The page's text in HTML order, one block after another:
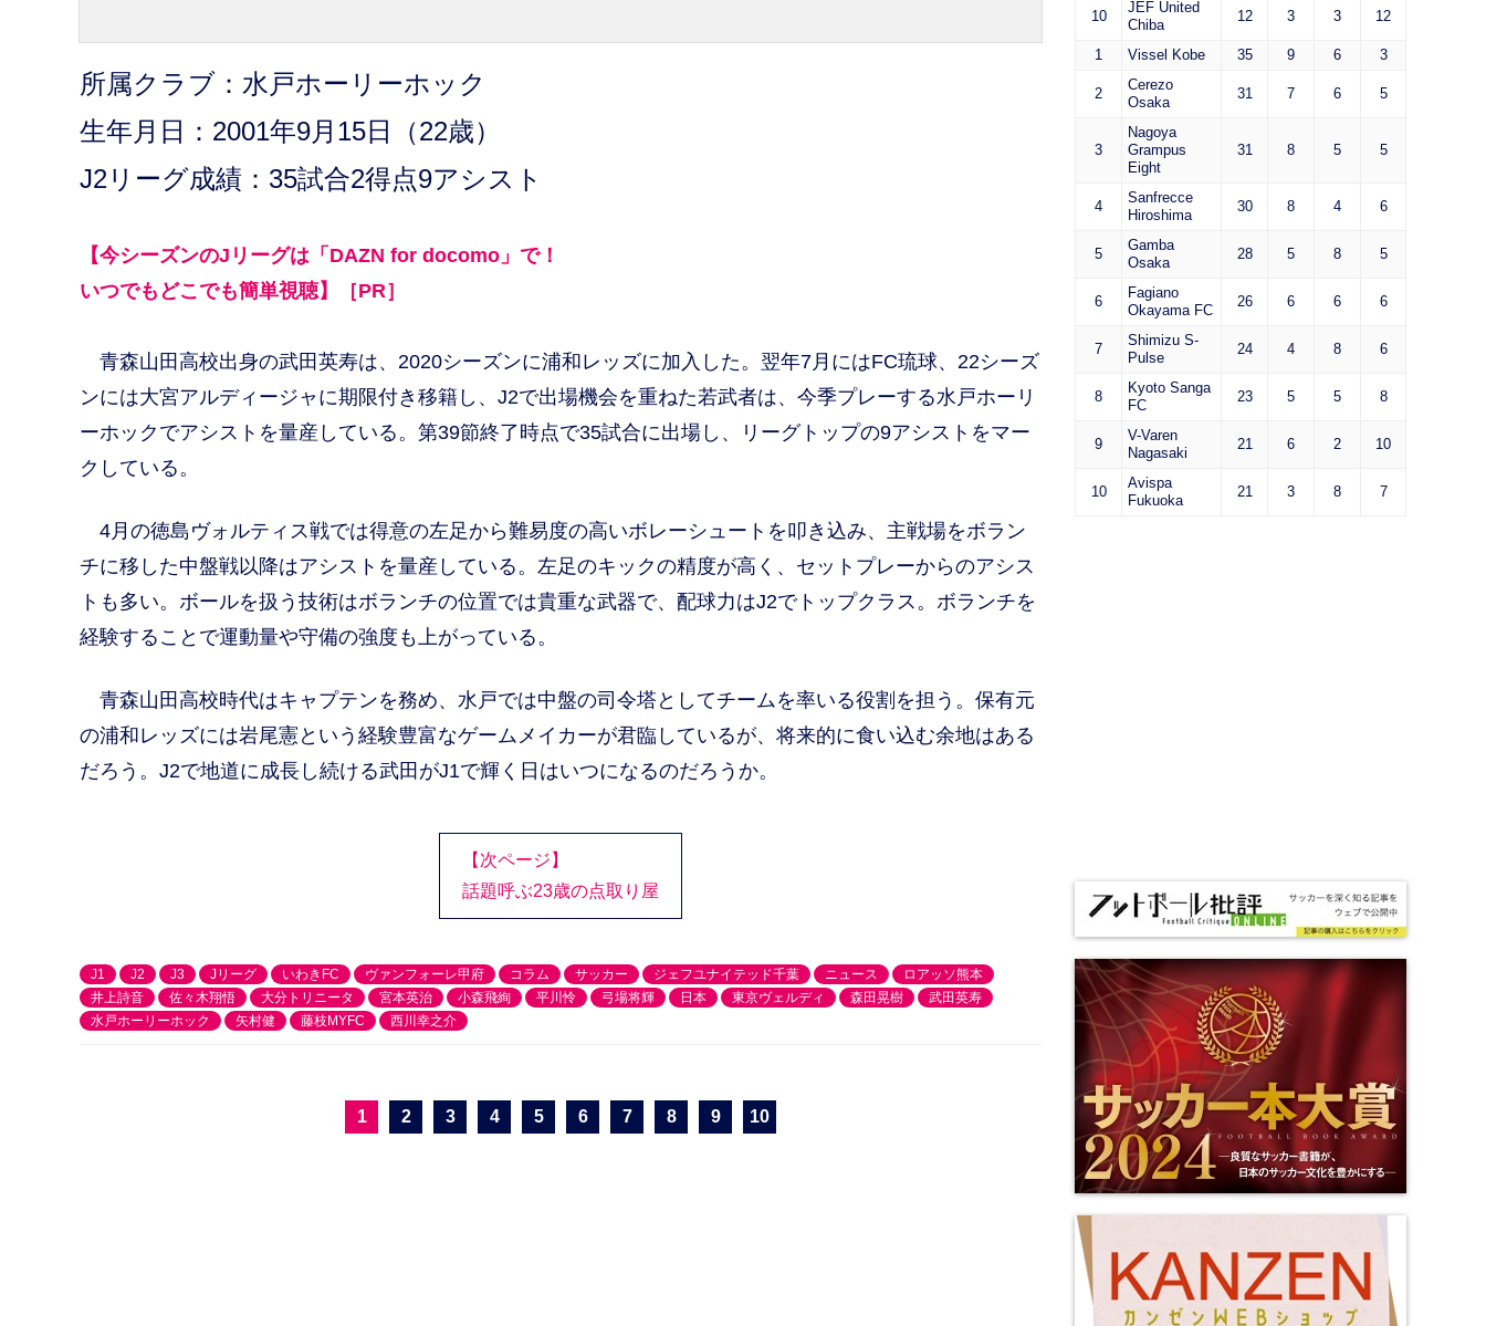
所属クラブ：水戸ホーリーホック
生年月日：2001年9月15日（22歳）
J2リーグ成績：35試合2得点9アシスト
【今シーズンのJリーグは「DAZN for docomo」で！
いつでもどこでも簡単視聴】［PR］
青森山田高校出身の武田英寿は、2020シーズンに浦和レッズに加入した。翌年7月にはFC琉球、22シーズ
ンには大宮アルディージャに期限付き移籍し、J2で出場機会を重ねた若武者は、今季プレーする水戸ホーリ
ーホックでアシストを量産している。第39節終了時点で35試合に出場し、リーグトップの9アシストをマー
クしている。
4月の徳島ヴォルティス戦では得意の左足から難易度の高いボレーシュートを叩き込み、主戦場をボラン
チに移した中盤戦以降はアシストを量産している。左足のキックの精度が高く、セットプレーからのアシス
トも多い。ボールを扱う技術はボランチの位置では貴重な武器で、配球力はJ2でトップクラス。ボランチを
経験することで運動量や守備の強度も上がっている。
青森山田高校時代はキャプテンを務め、水戸では中盤の司令塔としてチームを率いる役割を担う。保有元
の浦和レッズには岩尾憲という経験豊富なゲームメイカーが君臨しているが、将来的に食い込む余地はある
だろう。J2で地道に成長し続ける武田がJ1で輝く日はいつになるのだろうか。
【次ページ】
話題呼ぶ23歳の点取り屋
J1 J2 J3 Jリーグ いわきFC ヴァンフォーレ甲府 コラム サッカー ジェフユナイテッド千葉 ニュース
ロアッソ熊本
井上詩音
佐々木翔悟 大分トリニータ 宮本英治 小森飛絢 平川怜 弓場将輝 日本 東京ヴェルディ 森田晃樹
武田英寿
水戸ホーリーホック
矢村健 藤枝MYFC 西川幸之介
1 2 3 4 5 6 7 8 9 10
10
JEF United
Chiba
12 3 3 12
1 Vissel Kobe 35 9 6 3
2
Cerezo
Osaka
31 7 6 5
3
Nagoya
Grampus
Eight
31 8 5 5
4
Sanfrecce
Hiroshima
30 8 4 6
5
Gamba
Osaka
28 5 8 5
6
Fagiano
Okayama FC
26 6 6 6
7
Shimizu S-
Pulse
24 4 8 6
8
Kyoto Sanga
FC
23 5 5 8
9
V-Varen
Nagasaki
21 6 2 10
10
Avispa
Fukuoka
21 3 8 7